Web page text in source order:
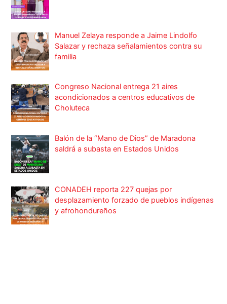
Manuel Zelaya responde a Jaime Lindolfo
Salazar y rechaza señalamientos contra su
familia
Congreso Nacional entrega 21 aires
acondicionados a centros educativos de
Choluteca
Balón de la “Mano de Dios” de Maradona
saldrá a subasta en Estados Unidos
CONADEH reporta 227 quejas por
desplazamiento forzado de pueblos indígenas
y afrohondureños